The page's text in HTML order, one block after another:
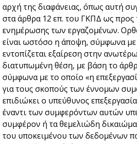
αρχή της διαφάνειας, όπως αυτή
στα άρθρα 12 επ. του ΓΚΠΔ ως
ενημέρωσης των εργαζομένων.
είναι ωστόσο η άποψη, σύμφωνα με
εντοπίζεται εξαίρεση στην
διατυπωμένη θέση, με βάση το
σύμφωνα με το οποίο «η
για τους σκοπούς των έννομων
επιδιώκει ο υπεύθυνος
έναντι των συμφερόντων αυτών
συμφέρον ή τα θεμελιώδη
του υποκειμένου των δεδομένων